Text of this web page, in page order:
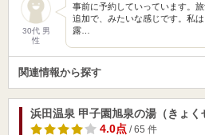
30代 男
性
事前に予約していっています。
追加で、みたいな感じです。私
露…
関連情報から探す
浜田温泉 甲子園旭泉の湯（きょく
4.0点/ 65 件